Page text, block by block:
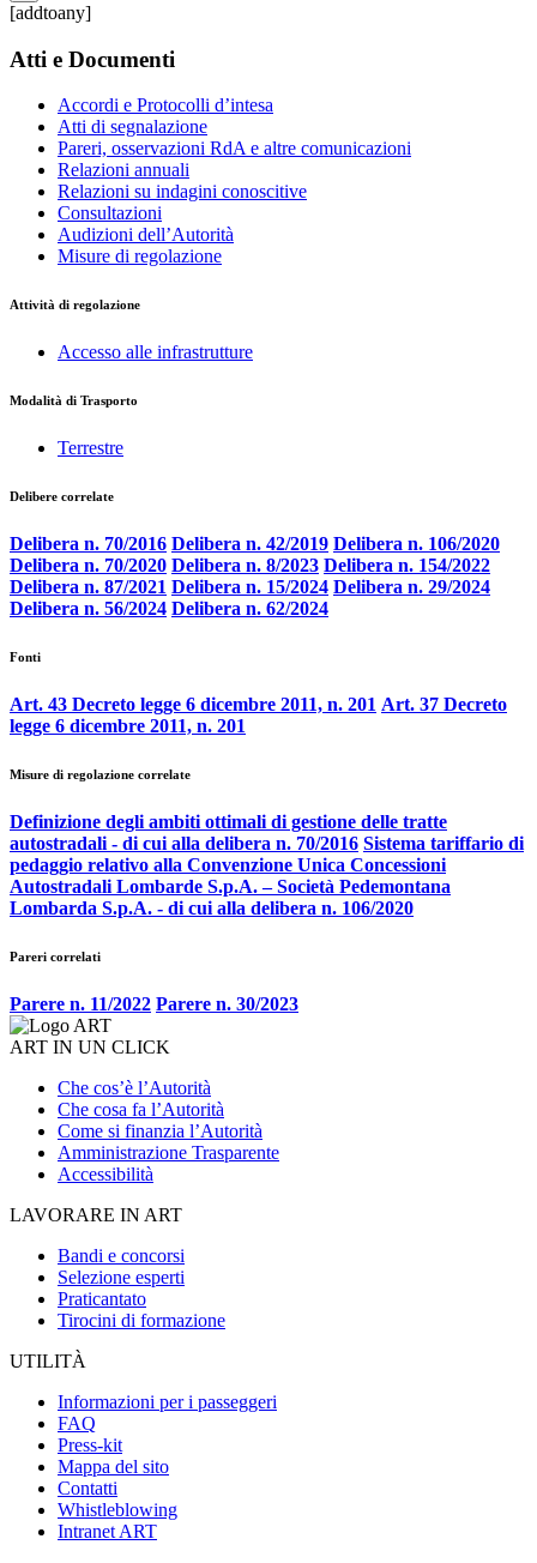
[addtoany]
Atti e Documenti
Accordi e Protocolli d’intesa
Atti di segnalazione
Pareri, osservazioni RdA e altre comunicazioni
Relazioni annuali
Relazioni su indagini conoscitive
Consultazioni
Audizioni dell’Autorità
Misure di regolazione
Attività di regolazione
Accesso alle infrastrutture
Modalità di Trasporto
Terrestre
Delibere correlate
Delibera n. 70/2016 Delibera n. 42/2019 Delibera n. 106/2020
Delibera n. 70/2020 Delibera n. 8/2023 Delibera n. 154/2022
Delibera n. 87/2021 Delibera n. 15/2024 Delibera n. 29/2024
Delibera n. 56/2024 Delibera n. 62/2024
Fonti
Art. 43 Decreto legge 6 dicembre 2011, n. 201 Art. 37 Decreto
legge 6 dicembre 2011, n. 201
Misure di regolazione correlate
Definizione degli ambiti ottimali di gestione delle tratte
autostradali - di cui alla delibera n. 70/2016 Sistema tariffario di
pedaggio relativo alla Convenzione Unica Concessioni
Autostradali Lombarde S.p.A. – Società Pedemontana
Lombarda S.p.A. - di cui alla delibera n. 106/2020
Pareri correlati
Parere n. 11/2022 Parere n. 30/2023
ART IN UN CLICK
Che cos’è l’Autorità
Che cosa fa l’Autorità
Come si finanzia l’Autorità
Amministrazione Trasparente
Accessibilità
LAVORARE IN ART
Bandi e concorsi
Selezione esperti
Praticantato
Tirocini di formazione
UTILITÀ
Informazioni per i passeggeri
FAQ
Press-kit
Mappa del sito
Contatti
Whistleblowing
Intranet ART